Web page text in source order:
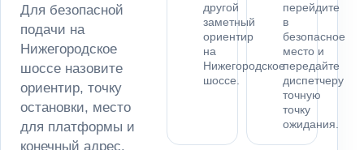
Для безопасной
подачи на
Нижегородское
шоссе назовите
ориентир, точку
остановки, место
для платформы и
конечный адрес.
другой
заметный
ориентир
на
Нижегородское
шоссе.
перейдите
в
безопасное
место и
передайте
диспетчеру
точную
точку
ожидания.